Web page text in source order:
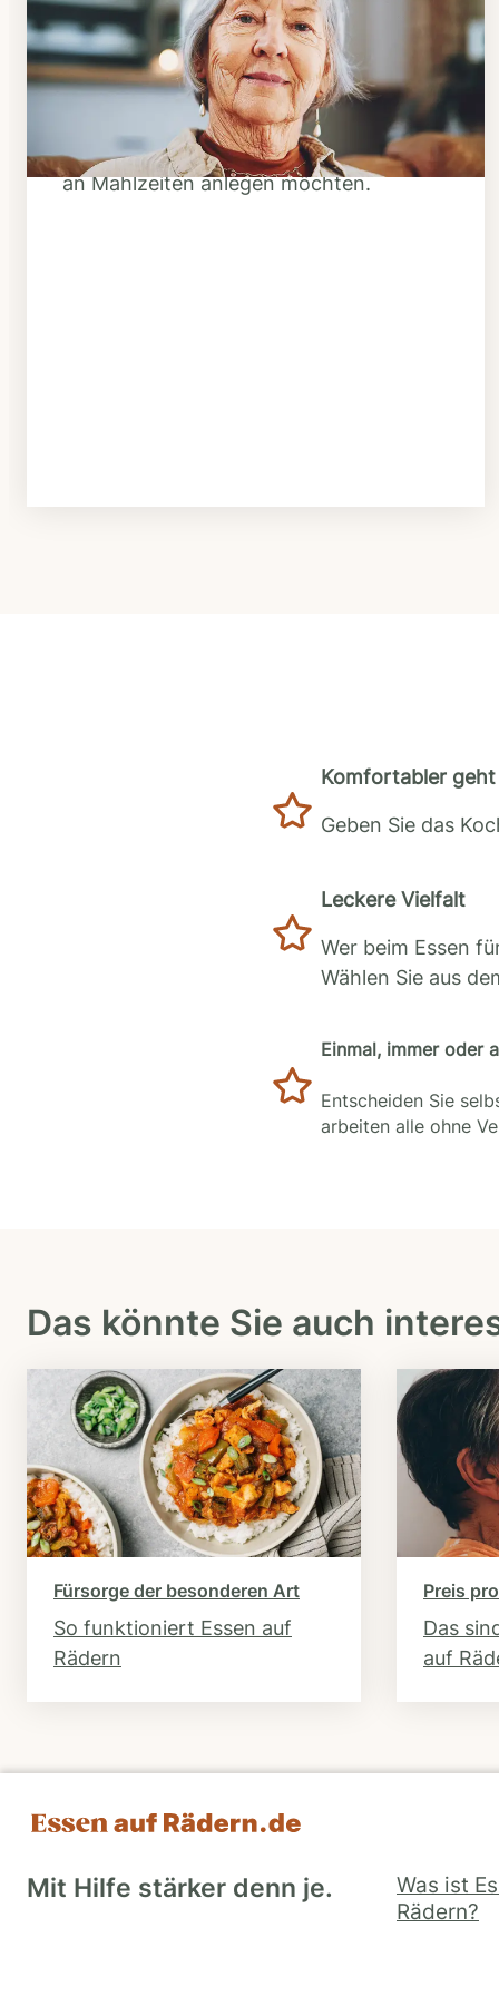
Klarheit schaffen
Überlegen Sie, ob Ihnen das Essen
täglich verzehrfertig geliefert werden
soll oder Sie sich einen Tiefkühl-Vorrat
an Mahlzeiten anlegen möchten.
Komfortabler
Geben Sie das
Leckere Vielfalt
Wer beim Essen
Wählen Sie aus
Einmal, immer oder
Entscheiden Sie
arbeiten alle ohne
Das könnte Sie auch
Fürsorge der besonderen Art
So funktioniert Essen auf
Rädern
Preis
Das
auf
Mit Hilfe stärker denn je.
Was ist
Rädern?